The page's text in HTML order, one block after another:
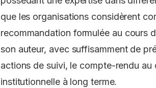
que les organisations considèrent
recommandation formulée au cours
son auteur, avec suffisamment de
actions de suivi, le compte-rendu au
institutionnelle à long terme.